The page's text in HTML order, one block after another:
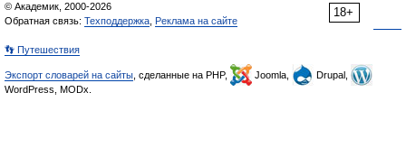
18+
© Академик, 2000-2026
Обратная связь: Техподдержка Реклама на сайте
👣 Путешествия
Экспорт словарей на сайты , сделанные на PHP, Joomla,
Drupal,
WordPress, MODx.